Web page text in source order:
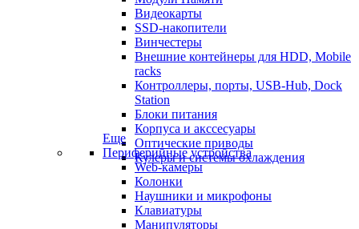
Видеокарты
SSD-накопители
Винчестеры
Внешние контейнеры для HDD, Mobile
racks
Контроллеры, порты, USB-Hub, Dock
Station
Блоки питания
Корпуса и акссесуары
Оптические приводы
Кулеры и системы охлаждения
Еще
Периферийные устройства
Web-камеры
Колонки
Наушники и микрофоны
Клавиатуры
Манипуляторы